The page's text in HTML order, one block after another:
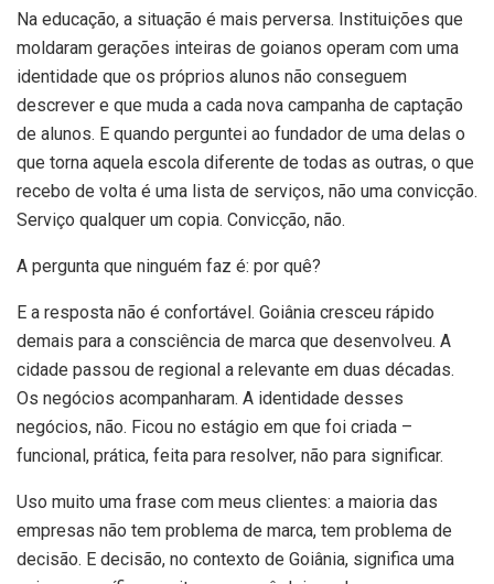
Na educação, a situação é mais perversa. Instituições que
moldaram gerações inteiras de goianos operam com uma
identidade que os próprios alunos não conseguem
descrever e que muda a cada nova campanha de captação
de alunos. E quando perguntei ao fundador de uma delas o
que torna aquela escola diferente de todas as outras, o que
recebo de volta é uma lista de serviços, não uma convicção.
Serviço qualquer um copia. Convicção, não.
A pergunta que ninguém faz é: por quê?
E a resposta não é confortável. Goiânia cresceu rápido
demais para a consciência de marca que desenvolveu. A
cidade passou de regional a relevante em duas décadas.
Os negócios acompanharam. A identidade desses
negócios, não. Ficou no estágio em que foi criada –
funcional, prática, feita para resolver, não para significar.
Uso muito uma frase com meus clientes: a maioria das
empresas não tem problema de marca, tem problema de
decisão. E decisão, no contexto de Goiânia, significa uma